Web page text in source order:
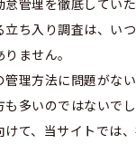
ち入り調査は、い
ません。
管理方法に問題がな
多いのではないでし
けて、当サイトでは